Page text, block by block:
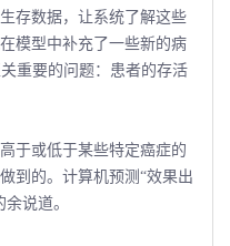
存数据，让系统了解这些
模型中补充了一些新的病
重要的问题：患者的存活
或低于某些特定癌症的
到的。计算机预测“效果出
说道。